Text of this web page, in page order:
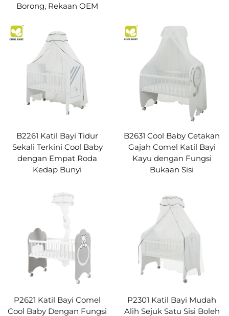
Borong, Rekaan OEM
B2261 Katil Bayi Tidur
Sekali Terkini Cool Baby
dengan Empat Roda
Kedap Bunyi
B2631 Cool Baby Cetakan
Gajah Comel Katil Bayi
Kayu dengan Fungsi
Bukaan Sisi
P2621 Katil Bayi Comel
Cool Baby Dengan Fungsi
P2301 Katil Bayi Mudah
Alih Sejuk Satu Sisi Boleh